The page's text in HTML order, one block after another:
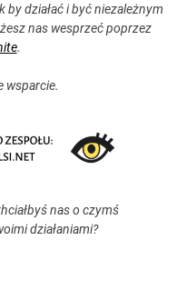
działać i być niezależnym
nas wesprzeć poprzez
.
wsparcie.
nas o czymś
działaniami?